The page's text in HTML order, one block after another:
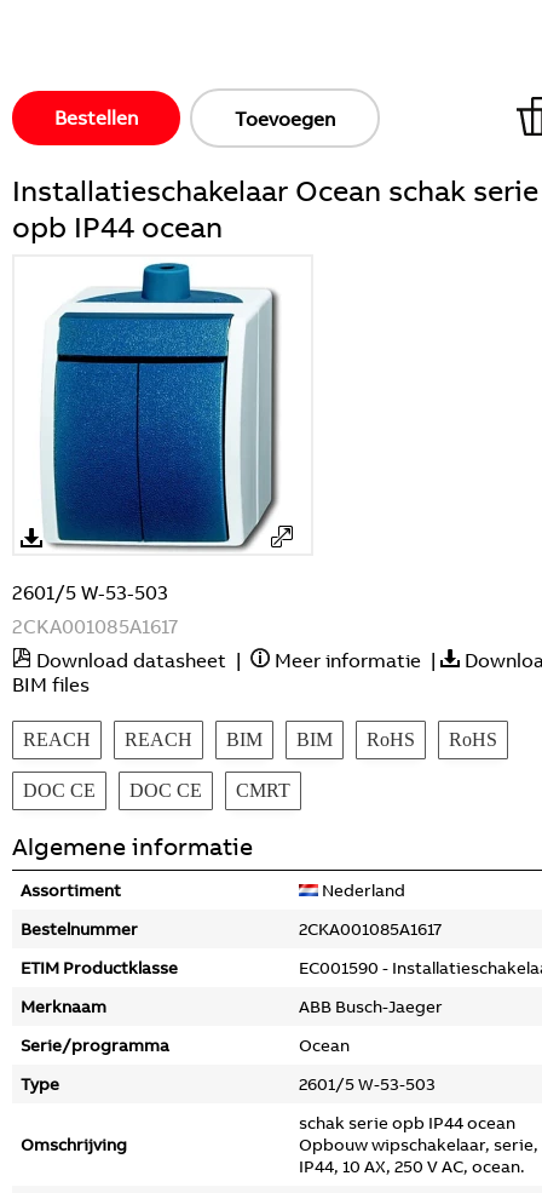
Bestellen Toevoegen
Installatieschakelaar Ocean schak serie
opb IP44 ocean
2601/5 W-53-503
2CKA001085A1617
Download datasheet | Meer informatie |
BIM files
REACH REACH BIM BIM RoHS RoHS
DOC CE DOC CE CMRT
Algemene informatie
Assortiment
Nederland
Bestelnummer
2CKA001085A1617
ETIM Productklasse
EC001590 -
Merknaam
ABB Busch-Jaeger
Serie/programma
Ocean
Type
2601/5 W-53-503
Omschrijving
schak serie opb IP44 ocean
Opbouw wipschakelaar, serie,
IP44, 10 AX, 250 V AC, ocean.